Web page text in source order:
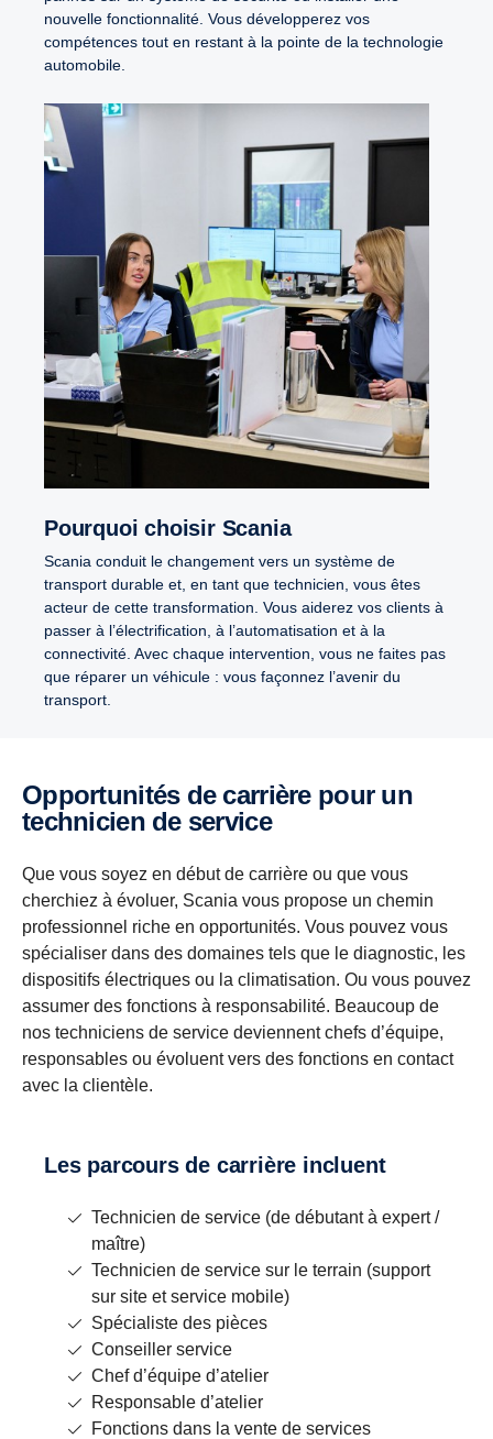
nouvelle fonctionnalité. Vous développerez vos
compétences tout en restant à la pointe de la technologie
automobile.
Pourquoi choisir Scania
Scania conduit le changement vers un système de
transport durable et, en tant que technicien, vous êtes
acteur de cette transformation. Vous aiderez vos clients à
passer à l’électrification, à l’automatisation et à la
connectivité. Avec chaque intervention, vous ne faites pas
que réparer un véhicule : vous façonnez l’avenir du
transport.
Opportunités de carrière pour un
technicien de service
Que vous soyez en début de carrière ou que vous
cherchiez à évoluer, Scania vous propose un chemin
professionnel riche en opportunités. Vous pouvez vous
spécialiser dans des domaines tels que le diagnostic, les
dispositifs électriques ou la climatisation. Ou vous pouvez
assumer des fonctions à responsabilité. Beaucoup de
nos techniciens de service deviennent chefs d’équipe,
responsables ou évoluent vers des fonctions en contact
avec la clientèle.
Les parcours de carrière incluent
Technicien de service (de débutant à expert /
maître)
Technicien de service sur le terrain (support
sur site et service mobile)
Spécialiste des pièces
Conseiller service
Chef d’équipe d’atelier
Responsable d’atelier
Fonctions dans la vente de services